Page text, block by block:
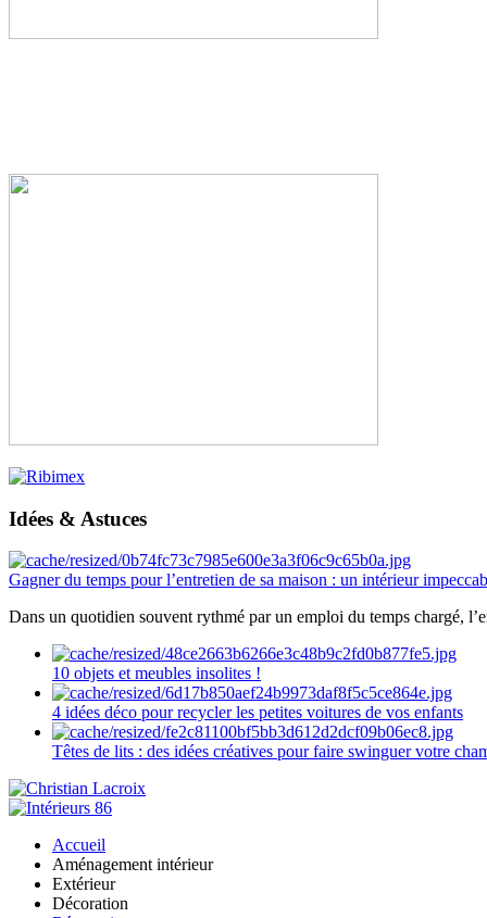
Idées & Astuces
Gagner du temps pour l’entretien de sa maison : un intérieur
Dans un quotidien souvent rythmé par un emploi du temps chargé,
10 objets et meubles insolites !
4 idées déco pour recycler les petites voitures de vos enfants
Têtes de lits : des idées créatives pour faire swinguer votre
Accueil
Aménagement intérieur
Extérieur
Décoration